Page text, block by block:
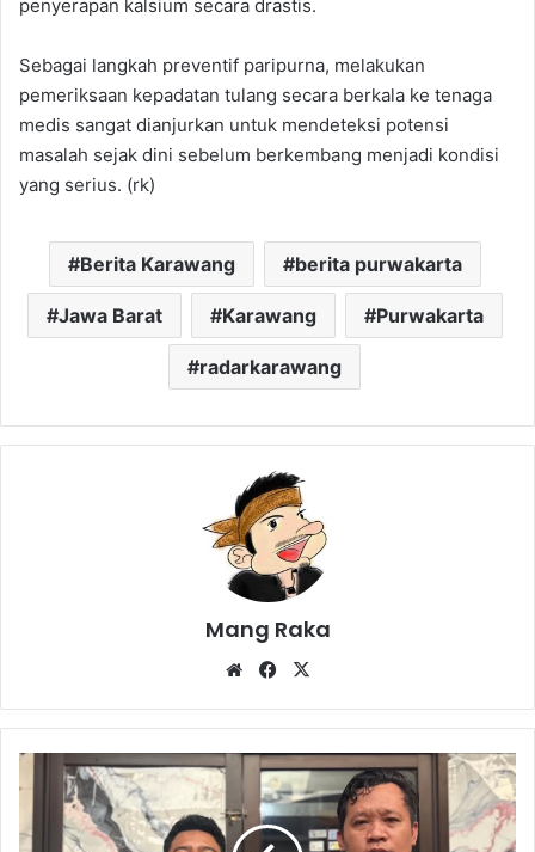
penyerapan kalsium secara drastis.
Sebagai langkah preventif paripurna, melakukan
pemeriksaan kepadatan tulang secara berkala ke tenaga
medis sangat dianjurkan untuk mendeteksi potensi
masalah sejak dini sebelum berkembang menjadi kondisi
yang serius. (rk)
Berita Karawang berita purwakarta
Jawa Barat Karawang Purwakarta
radarkarawang
Mang Raka
WebsiteFacebook
Misteri
Kematian
ASN
Purwakarta,